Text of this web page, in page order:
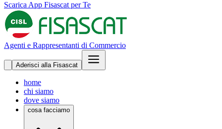
Scarica App Fisascat per Te
Agenti e Rappresentanti di Commercio
Aderisci alla Fisascat
home
chi siamo
dove siamo
cosa facciamo